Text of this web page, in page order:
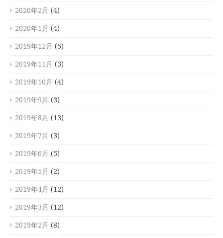
2020年2月 (4)
2020年1月 (4)
2019年12月 (5)
2019年11月 (3)
2019年10月 (4)
2019年9月 (3)
2019年8月 (13)
2019年7月 (3)
2019年6月 (5)
2019年5月 (2)
2019年4月 (12)
2019年3月 (12)
2019年2月 (8)